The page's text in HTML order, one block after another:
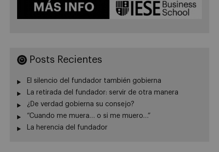
Posts Recientes
El silencio del fundador también gobierna
La retirada del fundador: servir de otra manera
¿De verdad gobierna su consejo?
“Cuando me muera… o si me muero…”
La herencia del fundador